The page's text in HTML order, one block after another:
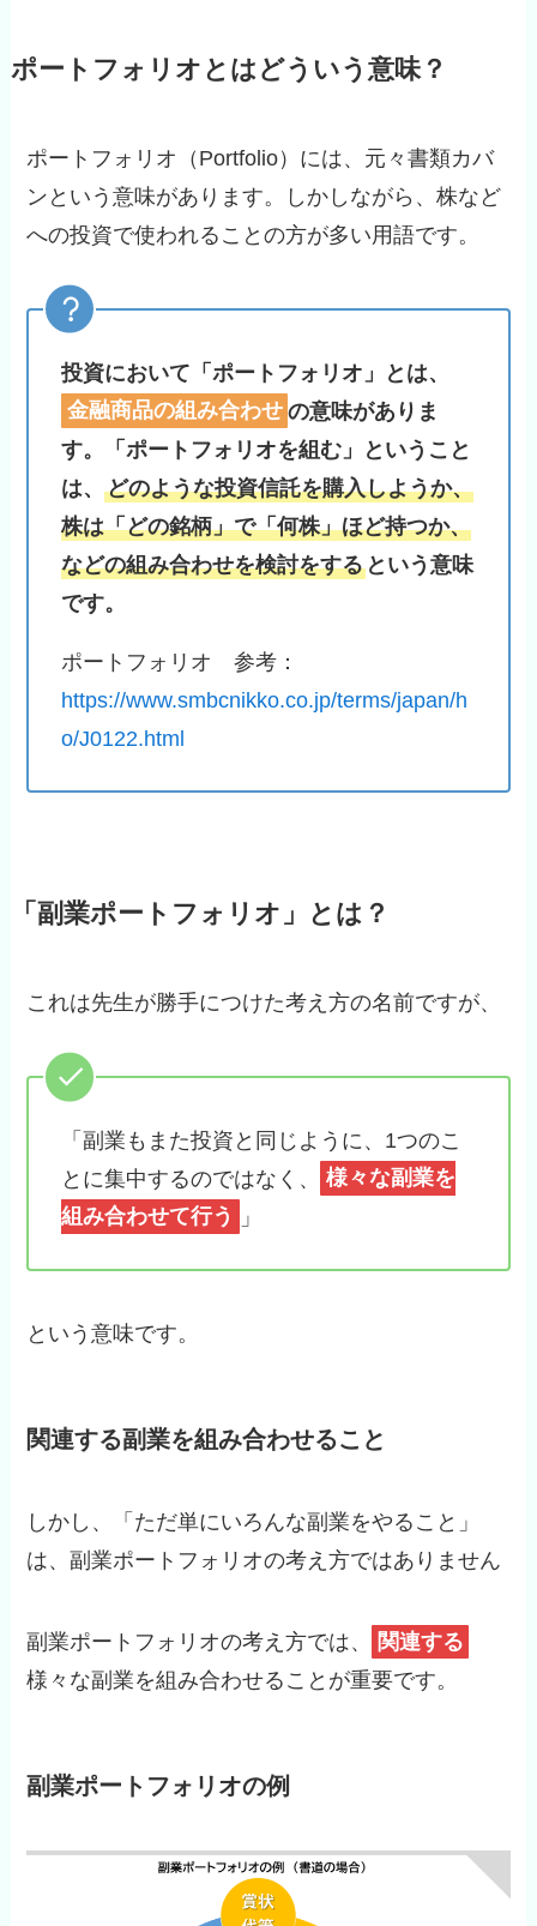
ポートフォリオとはどういう意味？
ポートフォリオ（Portfolio）には、元々書類カバ
ンという意味があります。しかしながら、株など
への投資で使われることの方が多い用語です。
投資において「ポートフォリオ」とは、
金融商品の組み合わせ の意味がありま
す。「ポートフォリオを組む」ということ
は、どのような投資信託を購入しようか、
株は「どの銘柄」で「何株」ほど持つか、
などの組み合わせを検討をする という意味
です。
ポートフォリオ 参考：
https://www.smbcnikko.co.jp/terms/japan/h
o/J0122.html
「副業ポートフォリオ」とは？
これは先生が勝手につけた考え方の名前ですが、
「副業もまた投資と同じように、1つのこ
とに集中するのではなく、
様々な副業を
組み合わせて行う
」
という意味です。
関連する副業を組み合わせること
しかし、「ただ単にいろんな副業をやること」
は、副業ポートフォリオの考え方ではありません
副業ポートフォリオの考え方では、
関連する
様々な副業を組み合わせることが重要です。
副業ポートフォリオの例